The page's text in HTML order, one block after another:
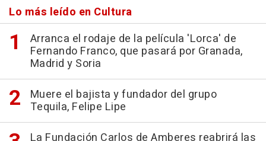
Lo más leído en Cultura
Arranca el rodaje de la película 'Lorca' de
Fernando Franco, que pasará por Granada,
Madrid y Soria
Muere el bajista y fundador del grupo
Tequila, Felipe Lipe